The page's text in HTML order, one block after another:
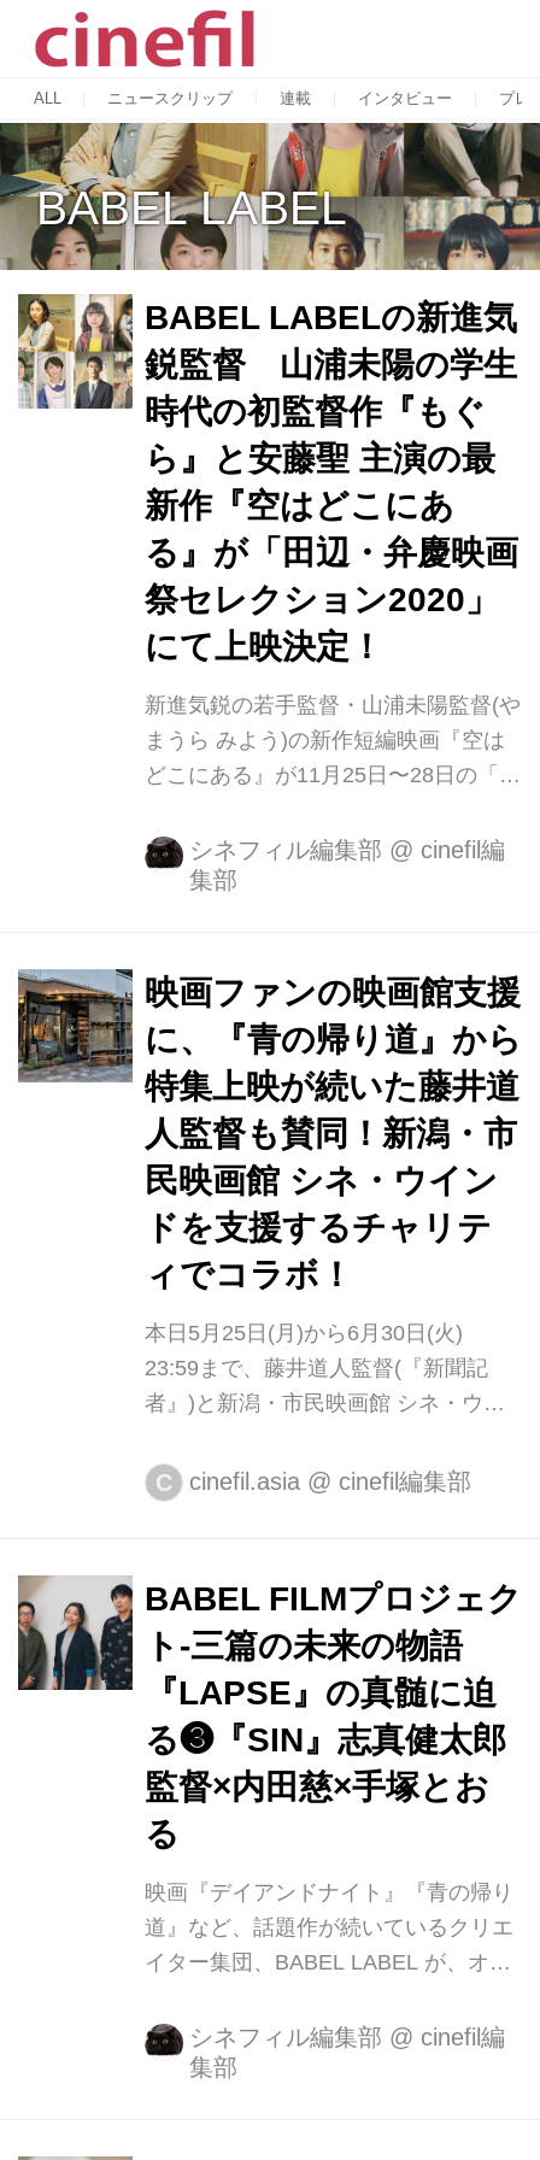
ALL ニュースクリップ 連載 インタビュー プレ
BABEL LABEL
BABEL LABELの新進気
鋭監督 山浦未陽の学生
時代の初監督作『もぐ
ら』と安藤聖 主演の最
新作『空はどこにあ
る』が「田辺・弁慶映画
祭セレクション2020」
にて上映決定！
新進気鋭の若手監督・山浦未陽監督(や
まうら みよう)の新作短編映画『空は
どこにある』が11月25日〜28日の「田
未陽監督DAY」にて上映されることが
決定いたしました！ 出演者・特報映
賞」を受賞した、山浦未陽監督の新作
短編映画『空はどこにある』の公開
が、2020年11月25日に決定しまし
た。本作は山浦監督によるオリジナル
脚本で、 “母親に触れた記憶がない”母
親が、子供の心に触れるまでを描きま
す。母親に触れた記憶がなく、母親と
しての自分に不安を感じている美紀を
演じるのは、自身も2...
シネフィル編集部 @ cinefil編
集部
映画ファンの映画館支援
に、『青の帰り道』から
特集上映が続いた藤井道
人監督も賛同！新潟・市
民映画館 シネ・ウイン
ドを支援するチャリテ
ィでコラボ！
本日5月25日(月)から6月30日(火)
23:59まで、藤井道人監督(『新聞記
者』)と新潟・市民映画館 シネ・ウイ
ルTシャツが受注販売されることにな
りました。 シネ・ウインドを拠点に活
ンの集い「新潟藤井組」の企画。新潟
藤井組は2019年夏に映画『青の帰り
道』(2018/主演：真野恵里菜)の上映を
目指して集結され、その後2回の藤井
監督特集上映を成功させました。今回
は、新型ウイルスの影響による休館
や、観客の映画館離れに直面するシ
ネ・ウインドを支援するチャリティと
して企画し、売上を寄付します。 賛同
した藤井監督は手書きサイン...
C cinefil.asia @ cinefil編集部
BABEL FILMプロジェク
ト-三篇の未来の物語
『LAPSE』の真髄に迫
る❸『SIN』志真健太郎
監督×内田慈×手塚とお
る
映画『デイアンドナイト』『青の帰り
道』など、話題作が続いているクリエ
イター集団、BABEL LABEL が、オリ
げました。その名も<BABEL FILM>。
その第1作目となるのが、アップリン
シネフィル編集部 @ cinefil編
集部